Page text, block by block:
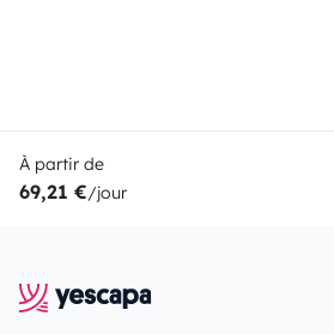
À partir de
69,21 €/jour